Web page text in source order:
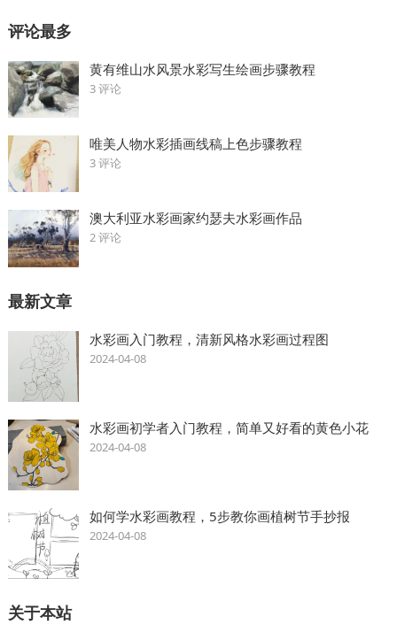
评论最多
黄有维山水风景水彩写生绘画步骤教程
3 评论
唯美人物水彩插画线稿上色步骤教程
3 评论
澳大利亚水彩画家约瑟夫水彩画作品
2 评论
最新文章
水彩画入门教程，清新风格水彩画过程图
2024-04-08
水彩画初学者入门教程，简单又好看的黄色小花
2024-04-08
如何学水彩画教程，5步教你画植树节手抄报
2024-04-08
关于本站